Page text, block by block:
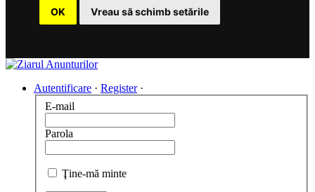
OK Vreau să schimb setările
Autentificare · Register ·
E-mail
Parola
Ţine-mă minte